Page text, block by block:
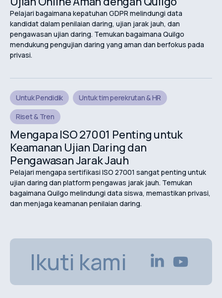
Pelajari bagaimana kepatuhan GDPR melindungi data
kandidat dalam penilaian daring, ujian jarak jauh, dan
pengawasan ujian daring. Temukan bagaimana Quilgo
mendukung pengujian daring yang aman dan berfokus pada
privasi.
Untuk Pendidik
Untuk tim perekrutan & HR
Riset & Tren
Mengapa ISO 27001 Penting untuk
Keamanan Ujian Daring dan
Pengawasan Jarak Jauh
Pelajari mengapa sertifikasi ISO 27001 sangat penting untuk
ujian daring dan platform pengawas jarak jauh. Temukan
bagaimana Quilgo melindungi data siswa, memastikan privasi,
dan menjaga keamanan penilaian daring.
Ikuti kami